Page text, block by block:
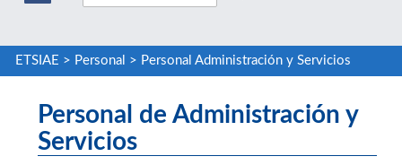
ETSIAE > Personal > Personal Administración y Servicios
Personal de Administración y
Servicios